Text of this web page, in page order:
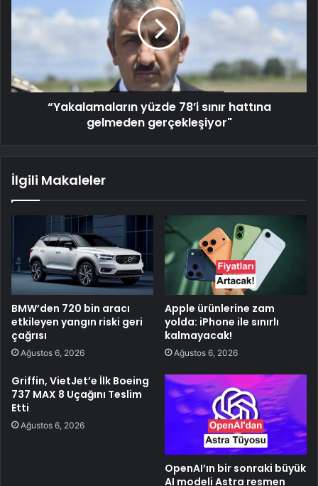
“Yakalamaların yüzde 78’i sınır hattına
gelmeden gerçekleşiyor"
İlgili Makaleler
BMW’den 720 bin aracı
etkileyen yangın riski geri
çağrısı
Ağustos 6, 2026
Apple ürünlerine zam
yolda: iPhone ile sınırlı
kalmayacak!
Ağustos 6, 2026
Griffin, VietJet’e İlk Boeing
737 MAX 8 Uçağını Teslim
Etti
Ağustos 6, 2026
OpenAI’ın bir sonraki büyük
AI modeli Astra resmen